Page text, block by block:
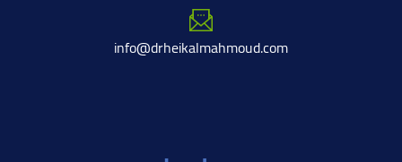
info@drheikalmahmoud.com